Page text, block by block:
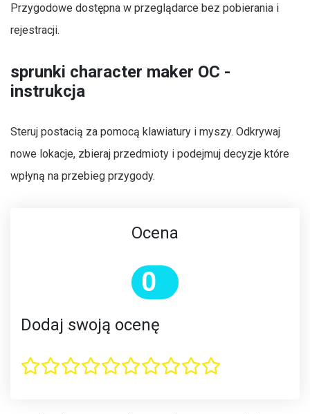
Przygodowe dostępna w przeglądarce bez pobierania i
rejestracji.
sprunki character maker OC -
instrukcja
Steruj postacią za pomocą klawiatury i myszy. Odkrywaj
nowe lokacje, zbieraj przedmioty i podejmuj decyzje które
wpłyną na przebieg przygody.
Ocena
0
Dodaj swoją ocenę